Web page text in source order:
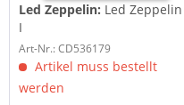
Led Zeppelin: Led Zeppelin
I
Art-Nr.: CD536179
Artikel muss bestellt
werden